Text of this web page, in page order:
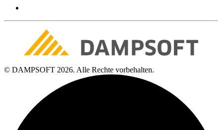
© DAMPSOFT 2026. Alle Rechte vorbehalten.